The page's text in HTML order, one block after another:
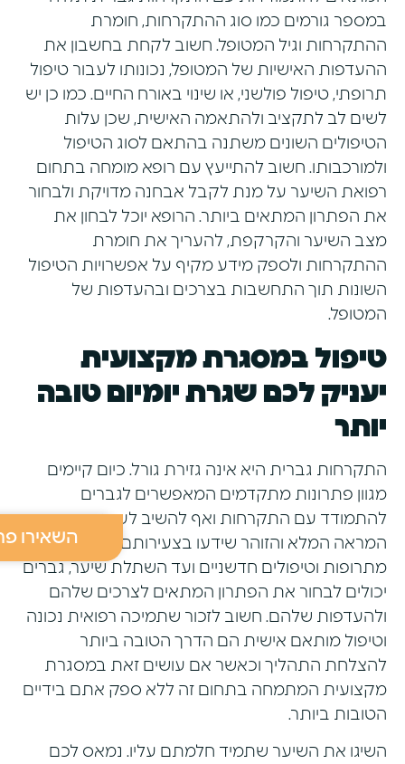
במספר גורמים כמו סוג ההתקרחות, חומרת
ההתקרחות וגיל המטופל. חשוב לקחת בחשבון את
ההעדפות האישיות של המטופל, נכונותו לעבור טיפול
תרופתי, טיפול פולשני, או שינוי באורח החיים. כמו כן יש
לשים לב לתקציב ולהתאמה האישית, שכן עלות
הטיפולים השונים משתנה בהתאם לסוג הטיפול
ולמורכבותו. חשוב להתייעץ עם רופא מומחה בתחום
רפואת השיער על מנת לקבל אבחנה מדויקת ולבחור
את הפתרון המתאים ביותר. הרופא יוכל לבחון את
מצב השיער והקרקפת, להעריך את חומרת
ההתקרחות ולספק מידע מקיף על אפשרויות הטיפול
השונות תוך התחשבות בצרכים ובהעדפות של
המטופל.
טיפול במסגרת מקצועית
יעניק לכם שגרת יומיום טובה
יותר
התקרחות גברית היא אינה גזירת גורל. כיום קיימים
מגוון פתרונות מתקדמים המאפשרים לגברים
להתמודד עם התקרחות ואף להשיב לעצמם את
המראה המלא והזוהר שידעו בצעירותם. החל
מתרופות וטיפולים חדשניים ועד השתלת שיער, גברים
יכולים לבחור את הפתרון המתאים לצרכים שלהם
ולהעדפות שלהם. חשוב לזכור שתמיכה רפואית נכונה
וטיפול מותאם אישית הם הדרך הטובה ביותר
להצלחת התהליך וכאשר אם עושים זאת במסגרת
מקצועית המתמחה בתחום זה ללא ספק אתם בידיים
הטובות ביותר.
השיגו את השיער שתמיד חלמתם עליו. נמאס לכם
השאירו